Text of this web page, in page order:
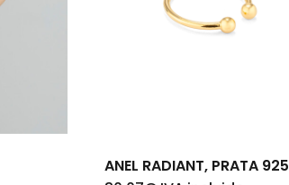
ANEL RADIANT, PRATA 925